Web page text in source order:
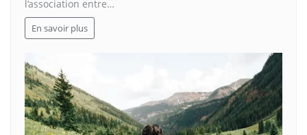
l’association entre…
En savoir plus